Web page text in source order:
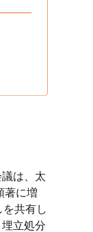
は、太
著に増
共有し
立処分